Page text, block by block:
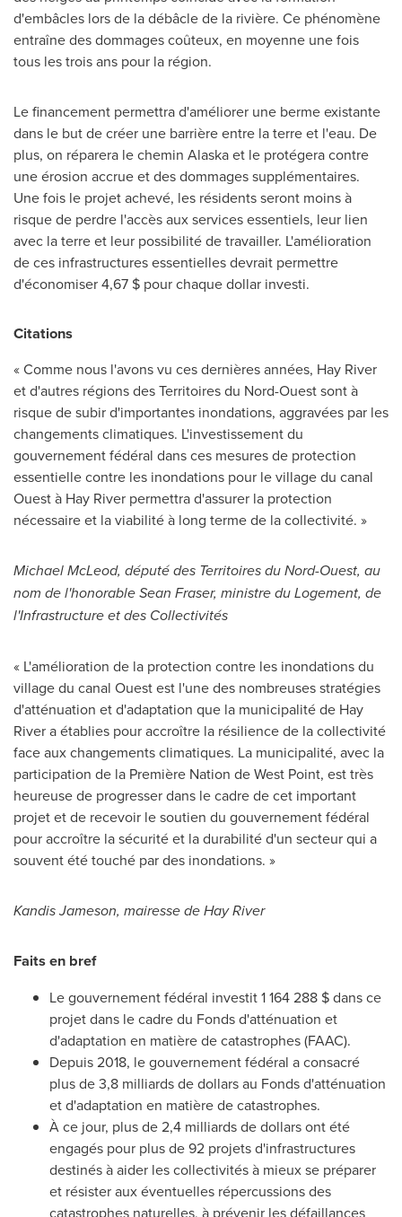
d'embâcles lors de la débâcle de la rivière. Ce phénomène
entraîne des dommages coûteux, en moyenne une fois
tous les trois ans pour la région.
Le financement permettra d'améliorer une berme existante
dans le but de créer une barrière entre la terre et l'eau. De
plus, on réparera le chemin Alaskaet le protégera contre
une érosion accrue et des dommages supplémentaires.
Une fois le projet achevé, les résidents seront moins à
risque de perdre l'accès aux services essentiels, leur lien
avec la terre et leur possibilité de travailler. L'amélioration
de ces infrastructures essentielles devrait permettre
d'économiser 4,67 $ pour chaque dollar investi.
Citations
« Comme nous l'avons vu ces dernières années, Hay River
et d'autres régions des Territoires du Nord-Ouest sont à
risque de subir d'importantes inondations, aggravées par les
changements climatiques. L'investissement du
gouvernement fédéral dans ces mesures de protection
essentielle contre les inondations pour le village du canal
Ouest à Hay River permettra d'assurer la protection
nécessaire et la viabilité à long terme de la collectivité. »
Michael McLeod, député des Territoires du Nord-Ouest, au
nom de l'honorableSean Fraser, ministre du Logement, de
l'Infrastructure et des Collectivités
« L'amélioration de la protection contre les inondations du
village du canal Ouest est l'une des nombreuses stratégies
d'atténuation et d'adaptation que la municipalité de Hay
Rivera établies pour accroître la résilience de la collectivité
face aux changements climatiques. La municipalité, avec la
participation de la Première Nation de West Point, est très
heureuse de progresser dans le cadre de cet important
projet et de recevoir le soutien du gouvernement fédéral
pour accroître la sécurité et la durabilité d'un secteur qui a
souvent été touché par des inondations. »
Kandis Jameson, mairesse deHay River
Faits en bref
Le gouvernement fédéral investit 1 164 288 $ dans ce
projet dans le cadre du Fonds d'atténuation et
d'adaptation en matière de catastrophes (FAAC).
Depuis 2018, le gouvernement fédéral a consacré
plus de 3,8 milliards de dollars au Fonds d'atténuation
et d'adaptation en matière de catastrophes.
À ce jour, plus de 2,4 milliards de dollars ont été
engagés pour plus de 92 projets d'infrastructures
destinés à aider les collectivités à mieux se préparer
et résister aux éventuelles répercussions des
catastrophes naturelles, à prévenir les défaillances